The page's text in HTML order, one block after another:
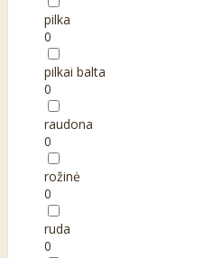
pilka
0
pilkai balta
0
raudona
0
rožinė
0
ruda
0